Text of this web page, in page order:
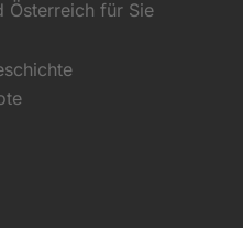
Österreich für Sie